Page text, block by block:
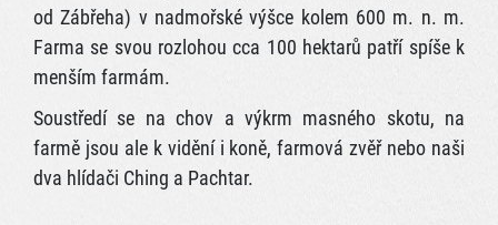
od Zábřeha) v nadmořské výšce kolem 600 m. n. m.
Farma se svou rozlohou cca 100 hektarů patří spíše k
menším farmám.
Soustředí se na chov a výkrm masného skotu, na
farmě jsou ale k vidění i koně, farmová zvěř nebo naši
dva hlídači Ching a Pachtar.